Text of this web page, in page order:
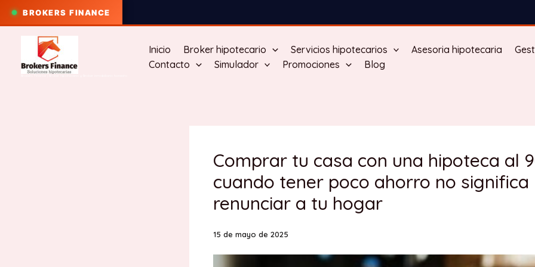
BROKERS FINANCE
contenido
Inicio Broker hipotecario Servicios hipotecarios Asesoria hipotecaria
Contacto
Simulador Promociones Blog
Comprar tu casa con una hipoteca al
cuando tener poco ahorro no significa
renunciar a tu hogar
15 de mayo de 2025